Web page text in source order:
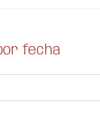
fecha